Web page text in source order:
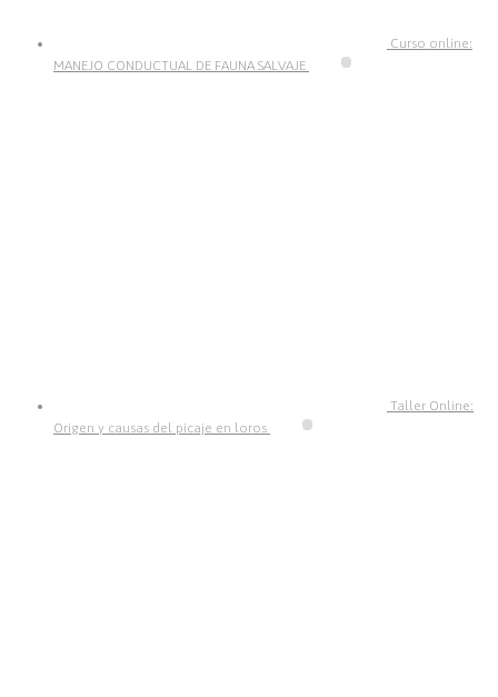
Curso online:
MANEJO CONDUCTUAL DE FAUNA SALVAJE
Taller Online:
Origen y causas del picaje en loros